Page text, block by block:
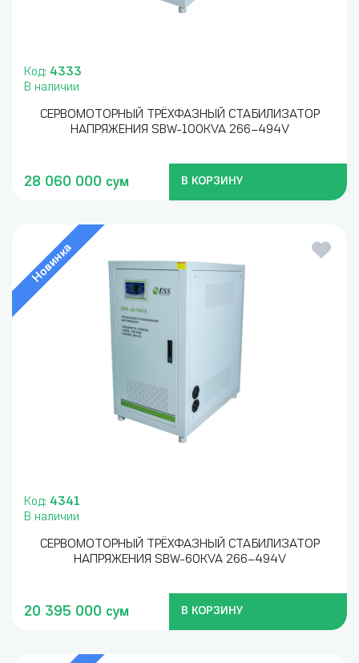
Код: 4333
В наличии
СЕРВОМОТОРНЫЙ ТРЁХФАЗНЫЙ СТАБИЛИЗАТОР
НАПРЯЖЕНИЯ SBW-100KVA 266–494V
28 060 000 сум В КОРЗИНУ
Новинка
Код: 4341
В наличии
СЕРВОМОТОРНЫЙ ТРЁХФАЗНЫЙ СТАБИЛИЗАТОР
НАПРЯЖЕНИЯ SBW-60KVA 266–494V
20 395 000 сум В КОРЗИНУ